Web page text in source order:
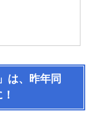
は、昨年同